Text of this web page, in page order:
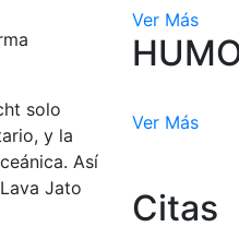
solo
y la
Así
Jato
Ver Más
Ver Más
Citas